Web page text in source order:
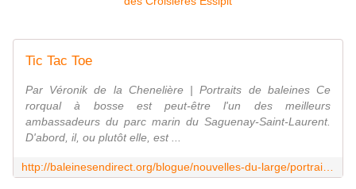
Tic Tac Toe
Par Véronik de la Chenelière | Portraits de baleines Ce
rorqual à bosse est peut-être l'un des meilleurs
ambassadeurs du parc marin du Saguenay-Saint-Laurent.
D'abord, il, ou plutôt elle, est ...